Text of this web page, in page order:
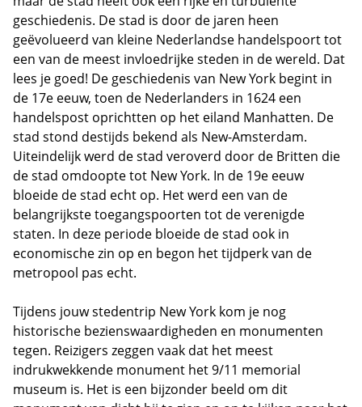
geschiedenis. De stad is door de jaren heen
geëvolueerd van kleine Nederlandse handelspoort tot
een van de meest invloedrijke steden in de wereld. Dat
lees je goed! De geschiedenis van New York begint in
de 17e eeuw, toen de Nederlanders in 1624 een
handelspost oprichtten op het eiland Manhatten. De
stad stond destijds bekend als New-Amsterdam.
Uiteindelijk werd de stad veroverd door de Britten die
de stad omdoopte tot New York. In de 19e eeuw
bloeide de stad echt op. Het werd een van de
belangrijkste toegangspoorten tot de verenigde
staten. In deze periode bloeide de stad ook in
economische zin op en begon het tijdperk van de
metropool pas echt.
Tijdens jouw stedentrip New York kom je nog
historische bezienswaardigheden en monumenten
tegen. Reizigers zeggen vaak dat het meest
indrukwekkende monument het 9/11 memorial
museum is. Het is een bijzonder beeld om dit